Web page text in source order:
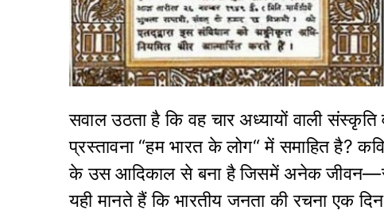
सवाल उठता है कि वह चार अध्यायों वाली
प्रस्तावना “हम भारत के लोग“ में समाहित है?
के उस आदिकाल से बना है जिसमें अनेक
यही मानते हैं कि भारतीय जनता की रचना एक